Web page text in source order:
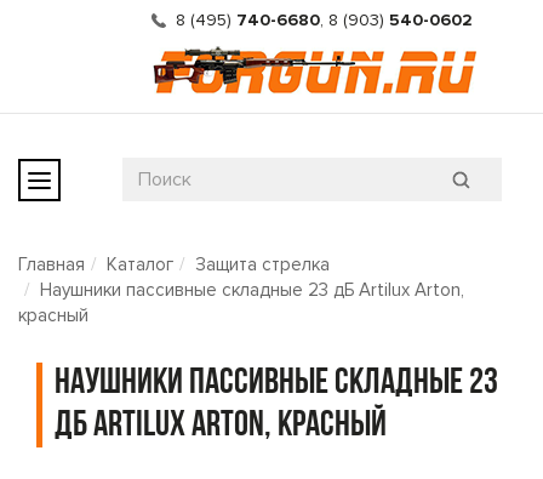
8 (495) 740-6680, 8 (903) 540-0602
Главная Каталог
Защита стрелка
Наушники пассивные складные 23 дБ Artilux Arton,
красный
Наушники пассивные складные 23
дБ Artilux Arton, красный